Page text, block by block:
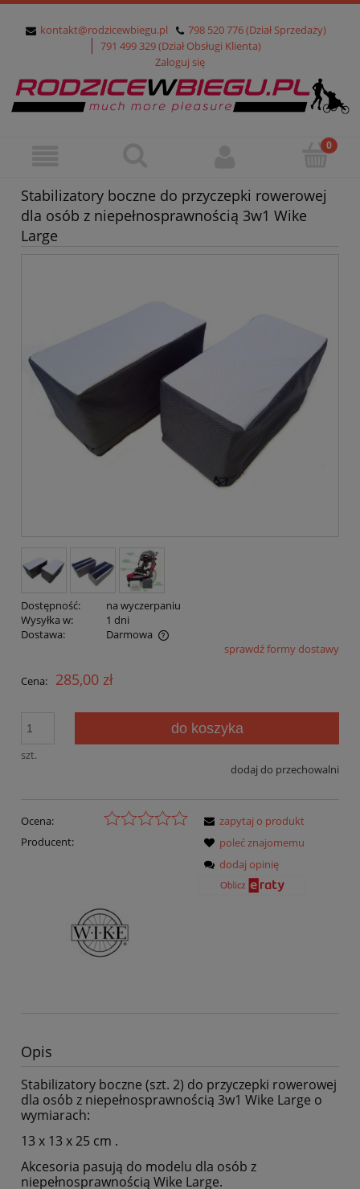
kontakt@rodzicewbiegu.pl
798 520 776 (Dział Sprzedaży)
791 499 329 (Dział Obsługi Klienta)
Zaloguj się
Stabilizatory boczne do przyczepki rowerowej
dla osób z niepełnosprawnością 3w1 Wike
Large
Dostępność:
na wyczerpaniu
Wysyłka w:
1 dni
Dostawa:
Darmowa
Cena nie zawiera ewentualnych kosztów płatnościsprawdź formy dostawy
Cena: 285,00 zł
szt.
do koszyka
dodaj do przechowalni
Ocena:
Producent:
zapytaj o produkt
poleć znajomemu
dodaj opinię
Opis
Stabilizatory boczne (szt. 2) do przyczepki rowerowej
dla osób z niepełnosprawnością 3w1 Wike Large o
wymiarach:
13 x 13 x 25 cm .
Akcesoria pasują do modelu dla osób z
niepełnosprawnością Wike Large.